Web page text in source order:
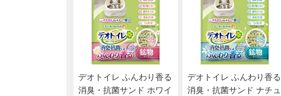
デオトイレ ふんわり香る
消臭・抗菌サンド ホワイ
デオトイレ ふんわり香る
消臭・抗菌サンド ナチュ